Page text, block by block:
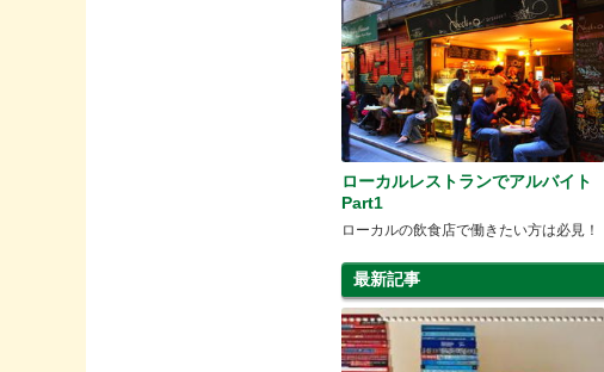
ローカルレストランでアルバイト
Part1
ローカルの飲食店で働きたい方は必見！
最新記事